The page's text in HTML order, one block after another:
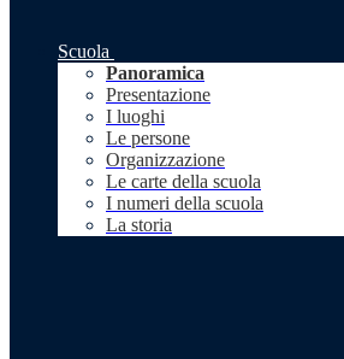
Scuola
Panoramica
Presentazione
I luoghi
Le persone
Organizzazione
Le carte della scuola
I numeri della scuola
La storia